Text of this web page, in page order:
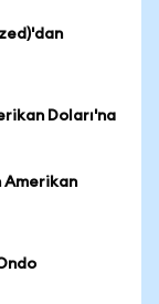
Doları'na
Amerikan